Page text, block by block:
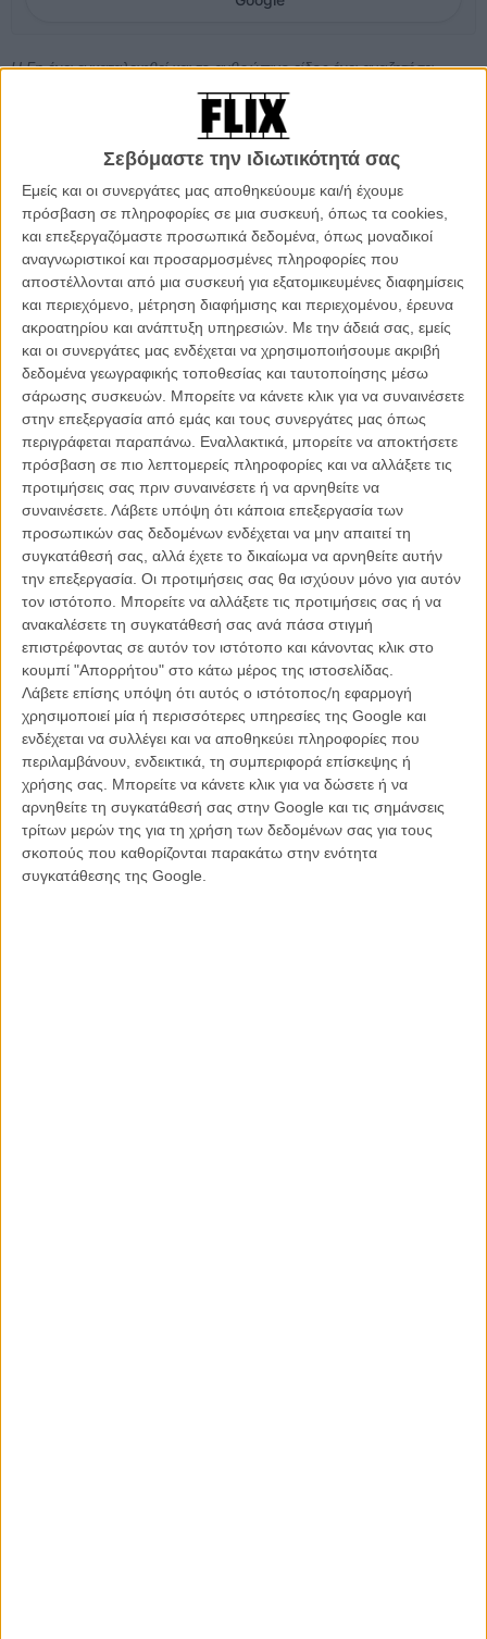
Σεβόμαστε την ιδιωτικότητά σας
Εμείς και οι συνεργάτες μας αποθηκεύουμε και/ή έχουμε
πρόσβαση σε πληροφορίες σε μια συσκευή, όπως τα cookies,
και επεξεργαζόμαστε προσωπικά δεδομένα, όπως μοναδικοί
αναγνωριστικοί και προσαρμοσμένες πληροφορίες που
αποστέλλονται από μια συσκευή για εξατομικευμένες διαφημίσεις
και περιεχόμενο, μέτρηση διαφήμισης και περιεχομένου, έρευνα
ακροατηρίου και ανάπτυξη υπηρεσιών. Με την άδειά σας, εμείς
και οι συνεργάτες μας ενδέχεται να χρησιμοποιήσουμε ακριβή
δεδομένα γεωγραφικής τοποθεσίας και ταυτοποίησης μέσω
σάρωσης συσκευών. Μπορείτε να κάνετε κλικ για να συναινέσετε
στην επεξεργασία από εμάς και τους συνεργάτες μας όπως
περιγράφεται παραπάνω. Εναλλακτικά, μπορείτε να αποκτήσετε
πρόσβαση σε πιο λεπτομερείς πληροφορίες και να αλλάξετε τις
προτιμήσεις σας πριν συναινέσετε ή να αρνηθείτε να
συναινέσετε. Λάβετε υπόψη ότι κάποια επεξεργασία των
προσωπικών σας δεδομένων ενδέχεται να μην απαιτεί τη
συγκατάθεσή σας, αλλά έχετε το δικαίωμα να αρνηθείτε αυτήν
την επεξεργασία. Οι προτιμήσεις σας θα ισχύουν μόνο για αυτόν
τον ιστότοπο. Μπορείτε να αλλάξετε τις προτιμήσεις σας ή να
ανακαλέσετε τη συγκατάθεσή σας ανά πάσα στιγμή
επιστρέφοντας σε αυτόν τον ιστότοπο και κάνοντας κλικ στο
κουμπί "Απορρήτου" στο κάτω μέρος της ιστοσελίδας.
Λάβετε επίσης υπόψη ότι αυτός ο ιστότοπος/η εφαρμογή
χρησιμοποιεί μία ή περισσότερες υπηρεσίες της Google και
ενδέχεται να συλλέγει και να αποθηκεύει πληροφορίες που
περιλαμβάνουν, ενδεικτικά, τη συμπεριφορά επίσκεψης ή
χρήσης σας. Μπορείτε να κάνετε κλικ για να δώσετε ή να
αρνηθείτε τη συγκατάθεσή σας στην Google και τις σημάνσεις
τρίτων μερών της για τη χρήση των δεδομένων σας για τους
σκοπούς που καθορίζονται παρακάτω στην ενότητα
συγκατάθεσης της Google.
Η Γη έχει εγκαταλειφθεί και το ανθρώπινο είδος έχει αναζητήσει
καταφύγιο στο διάστημα. Τρεις αρχαιολόγοι του μέλλοντος
επιστρέφουν, για να αναζητήσουν την πηγή ενός μυστηριώδους
πεντάτονου σήματος που εκπέμπεται από την Γη.
Αυτή είναι η υπόθεση του «Third Kind», της νέας ταινίας μικρού
μήκους του Γιώργου Ζώη που θα κάνει την πρεμιέρα της στην
Εβδομάδα Κριτικής, το παράλληλο τμήμα του Φεστιβάλ Καννών το
Μάιο που μας έρχεται. Η ταινία γυρίστηκε το προηγούμενο
καλοκαίρι, μέσα στο παλιό αεροδρόμιο του Ελληνικού.
Διαβάστε ακόμη : Το «Εκτορας Μαλό: Η Τελευταία Μέρα της
Χρονιάς» της Ζακλίν Λέντζου στην Εβδομάδα Κριτικής του
Φεστιβάλ Καννών